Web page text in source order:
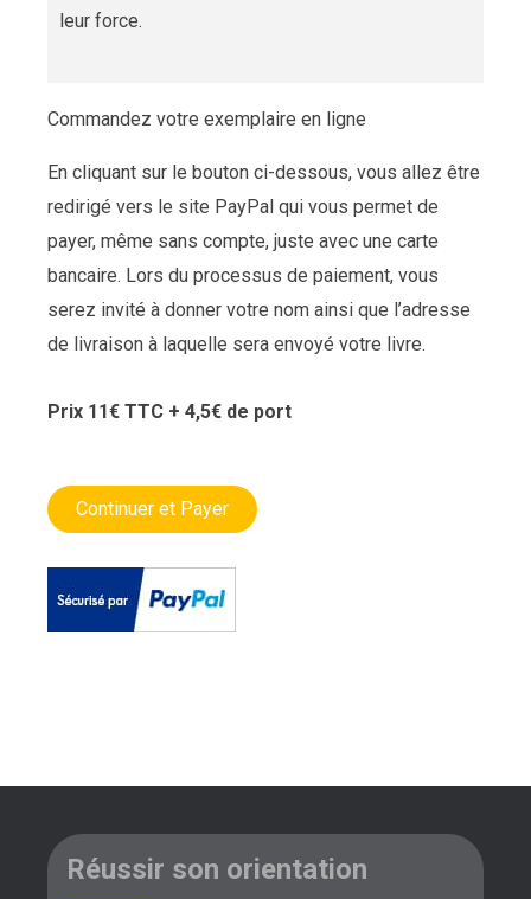
leur force.
Commandez votre exemplaire en ligne
En cliquant sur le bouton ci-dessous, vous allez être
redirigé vers le site PayPal qui vous permet de
payer, même sans compte, juste avec une carte
bancaire. Lors du processus de paiement, vous
serez invité à donner votre nom ainsi que l’adresse
de livraison à laquelle sera envoyé votre livre.
Prix 11€ TTC + 4,5€ de port
Réussir son orientation